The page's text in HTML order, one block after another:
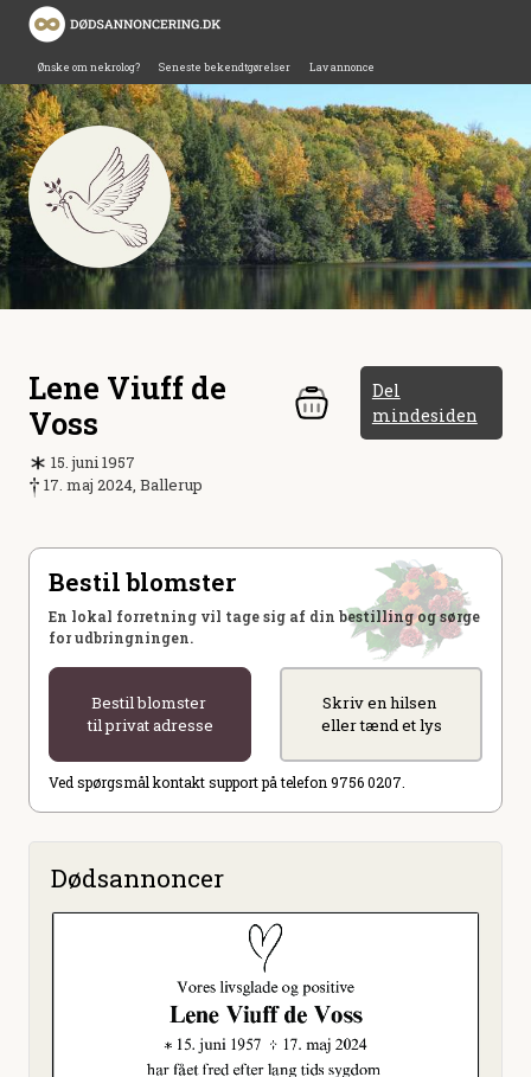
Ønske om nekrolog? Seneste bekendtgørelser Lav annonce
Lene Viuff de
Voss
Del
mindesiden
15. juni 1957
17. maj 2024, Ballerup
Bestil blomster
En lokal forretning vil tage sig af din bestilling og sørge
for udbringningen.
Bestil blomster
til privat adresse
Skriv en hilsen
eller tænd et lys
Ved spørgsmål kontakt support på telefon 9756 0207.
Dødsannoncer